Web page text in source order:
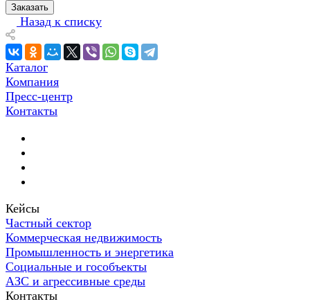
Заказать
Назад к списку
Каталог
Компания
Пресс-центр
Контакты
Кейсы
Частный сектор
Коммерческая недвижимость
Промышленность и энергетика
Социальные и гособъекты
АЗС и агрессивные среды
Контакты